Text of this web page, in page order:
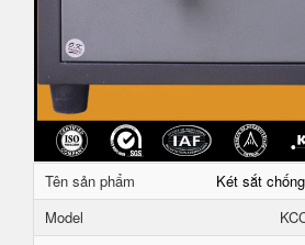
Tên sản phẩm
Két sắt
Model